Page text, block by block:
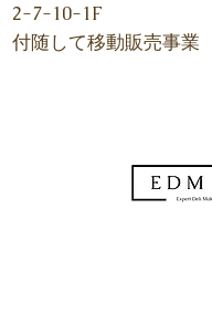
2-7-10-1F
​付随して移動販売事業